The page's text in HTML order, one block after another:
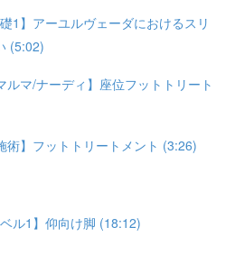
1】アーユルヴェーダにおけるスリ
(5:02)
ルマ/ナーディ】座位フットトリート
術】フットトリートメント (3:26)
ル1】仰向け脚 (18:12)